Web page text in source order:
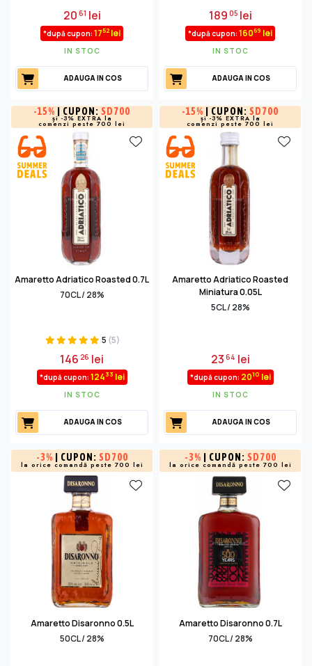
2061 lei
*după cupon: 1752 lei
IN STOC
ADAUGA IN COS
18905lei
*după cupon: 16069 lei
IN STOC
ADAUGA IN COS
-15% | CUPON: SD700
și -3% EXTRA la
comenzi peste 700 lei
Amaretto Adriatico Roasted 0.7L
70CL / 28%
5 (5)
146 26 lei
*după cupon: 12433 lei
IN STOC
ADAUGA IN COS
-15% | CUPON: SD700
și -3% EXTRA la
comenzi peste 700 lei
Amaretto Adriatico Roasted
Miniatura 0.05L
5CL / 28%
2364 lei
*după cupon: 2010 lei
IN STOC
ADAUGA IN COS
-3% | CUPON: SD700
la orice comandă peste 700 lei
Amaretto Disaronno 0.5L
50CL / 28%
-3% | CUPON: SD700
la orice comandă peste 700 lei
Amaretto Disaronno 0.7L
70CL / 28%